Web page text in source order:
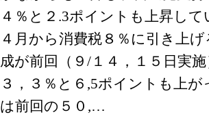
４％と２.3ポイントも上昇し
４月から消費税８％に引き上
成が前回（９/１４，１５日実
３，３％と６,5ポイントも上
は前回の５０,…